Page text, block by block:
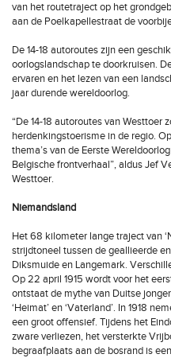
van het routetraject op het
aan de Poelkapellestraat de
De 14-18 autoroutes zijn een
oorlogslandschap te doorkruisen.
ervaren en het lezen van een
jaar durende wereldoorlog.
“De 14-18 autoroutes van Westtoer
herdenkingstoerisme in de regio.
thema’s van de Eerste
Belgische frontverhaal”, aldus Jef
Westtoer.
Niemandsland
Het 68 kilometer lange traject van
strijdtoneel tussen de geallieerde
Diksmuide en Langemark.
Op 22 april 1915 wordt voor het
ontstaat de mythe van Duitse
‘Heimat’ en ‘Vaterland’. In 1918
een groot offensief. Tijdens het
zware verliezen, het versterkte
begraafplaats aan de bosrand is